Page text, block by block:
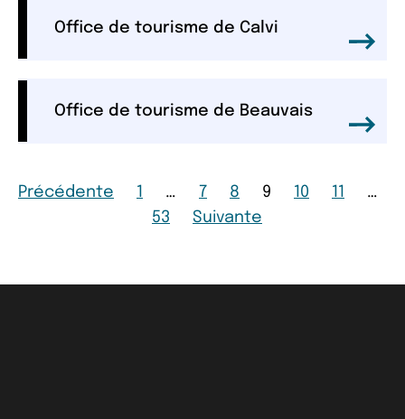
Office de tourisme de Calvi
Office de tourisme de Beauvais
Page
Précédente Page
1 … Page
7 Page
8 Page
9 Page
10 Page
11
…
Page
53 Page
Suivante